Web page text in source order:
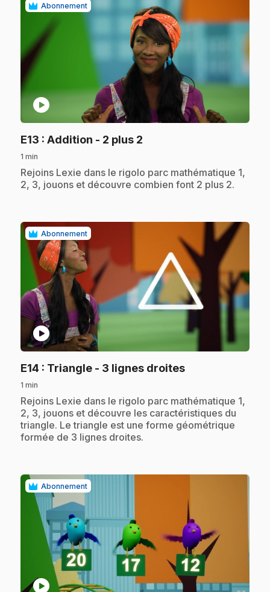
Abonnement
play_circle
E13 : Addition - 2 plus 2
1 min
.Rejoins Lexie dans le rigolo parc mathématique 1,
2, 3, jouons et découvre combien font 2 plus 2.
Abonnement
play_circle
E14 : Triangle - 3 lignes droites.
1 min
.Rejoins Lexie dans le rigolo parc mathématique 1,
2, 3, jouons et découvre les caractéristiques du
triangle. Le triangle est une forme géométrique
formée de 3 lignes droites.
Abonnement
play_circle